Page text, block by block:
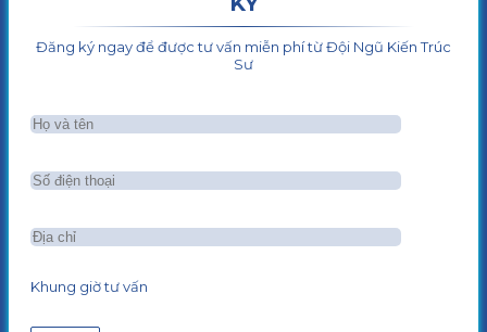
Đăng ký ngay để được tư vấn miễn phí từ Đội Ngũ Kiến Trúc
Sư
Khung giờ tư vấn